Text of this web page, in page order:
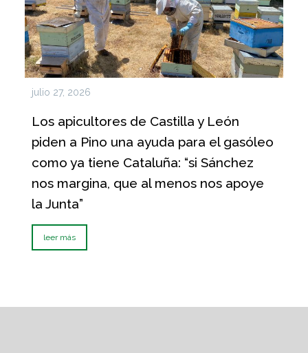
julio 27, 2026
Los apicultores de Castilla y León
piden a Pino una ayuda para el gasóleo
como ya tiene Cataluña: “si Sánchez
nos margina, que al menos nos apoye
la Junta”
leer más